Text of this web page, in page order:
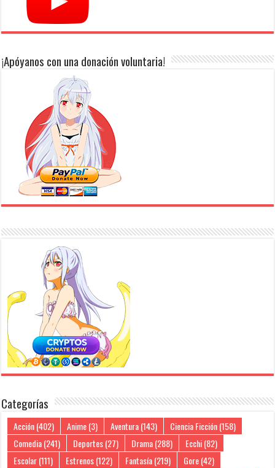
¡Apóyanos con una donación voluntaria!
Categorías
Acción(402) Anime(3) Aventura(143) Ciencia Ficción(158)
Comedia(241) Deportes(27) Drama(288) Ecchi(82)
Escolar(111) Estrenos(122) Fantasía(219) Gore(42)